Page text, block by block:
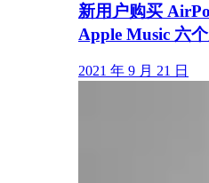
新用户购买
Apple Music 六个
2021 年 9 月 21 日